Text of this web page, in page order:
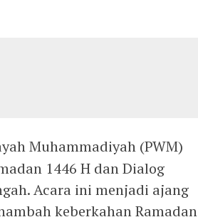
Muhammadiyah (PWM)
1446 H dan Dialog
Acara ini menjadi ajang
keberkahan Ramadan